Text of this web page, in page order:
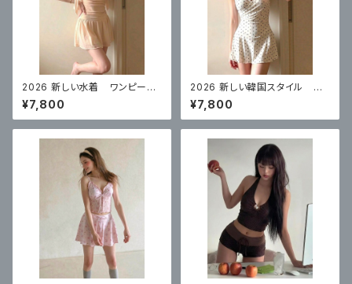
2026 新しい水着 ワンピース
スカートスタイルコンサバティ
ブ ハイエンド 体型カバー
¥7,800
2026 新しい韓国スタイル ワ
ンピーススカートスタイル白水
玉控えめな腹カバー
¥7,800